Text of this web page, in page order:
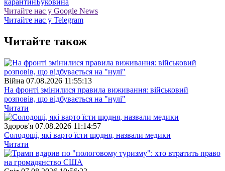
карантинБуковина
Читайте нас у Google News
Читайте нас у Telegram
Читайте також
Війна 07.08.2026 11:55:13
На фронті змінилися правила виживання: військовий
розповів, що відбувається на "нулі"
Читати
Здоров'я 07.08.2026 11:14:57
Солодощі, які варто їсти щодня, назвали медики
Читати